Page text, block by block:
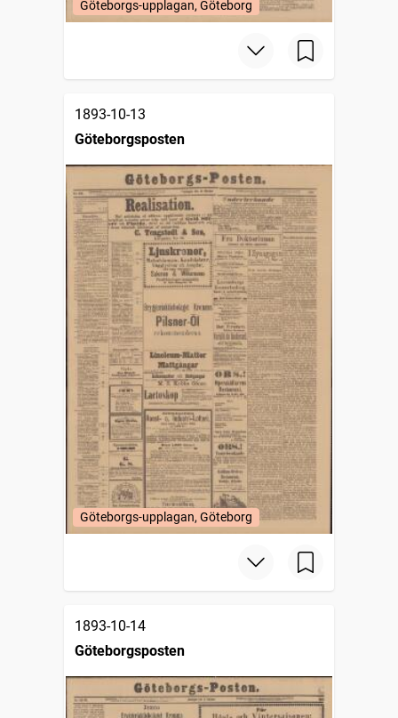
Göteborgs-upplagan, Göteborg
1893-10-13
Göteborgsposten
Göteborgs-upplagan, Göteborg
1893-10-14
Göteborgsposten